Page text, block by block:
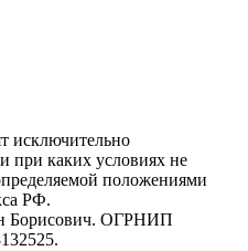
исключительно
при каких условиях не
положениями
РФ.
Борисович. ОГРНИП